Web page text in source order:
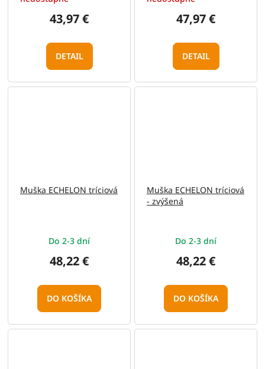
43,97 €
DETAIL
47,97 €
DETAIL
Muška ECHELON tríciová
Do 2-3 dní
48,22 €
DO KOŠÍKA
Muška ECHELON tríciová
- zvýšená
Do 2-3 dní
48,22 €
DO KOŠÍKA